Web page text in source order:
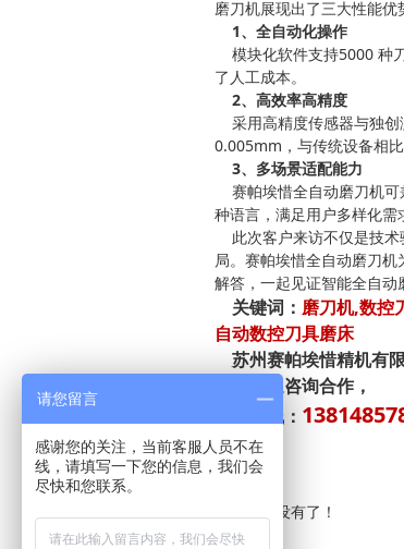
磨刀机展现出了三大性能优
1、全自动化操作
模块化软件支持5000 种
了人工成本。
2、高效率高精度
采用高精度传感器与独创
0.005mm，与传统设备相比
3、多场景适配能力
赛帕埃惜全自动磨刀机可
种语言，满足用户多样化需
此次客户来访不仅是技术
局。赛帕埃惜全自动磨刀
解答，一起见证智能全自动
关键词： 磨刀机,数控
自动数控刀具磨床
苏州赛帕埃惜精机有
，欢迎咨询合作，
咨询热线：
＜次＞ 没有了！
请您留言
感谢您的关注，当前客服人员不在
线，请填写一下您的信息，我们会
尽快和您联系。